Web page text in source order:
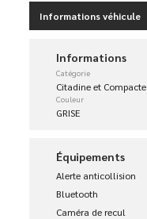
Informations véhicule
Informations
Catégorie
Citadine et Compacte
Couleur
GRISE
Équipements
Alerte anticollision
Bluetooth
Caméra de recul